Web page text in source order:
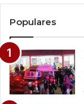
Populares